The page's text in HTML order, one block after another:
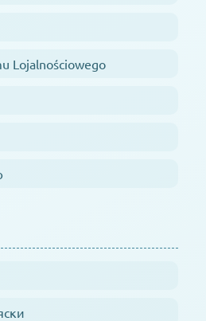
Lojalnościowego